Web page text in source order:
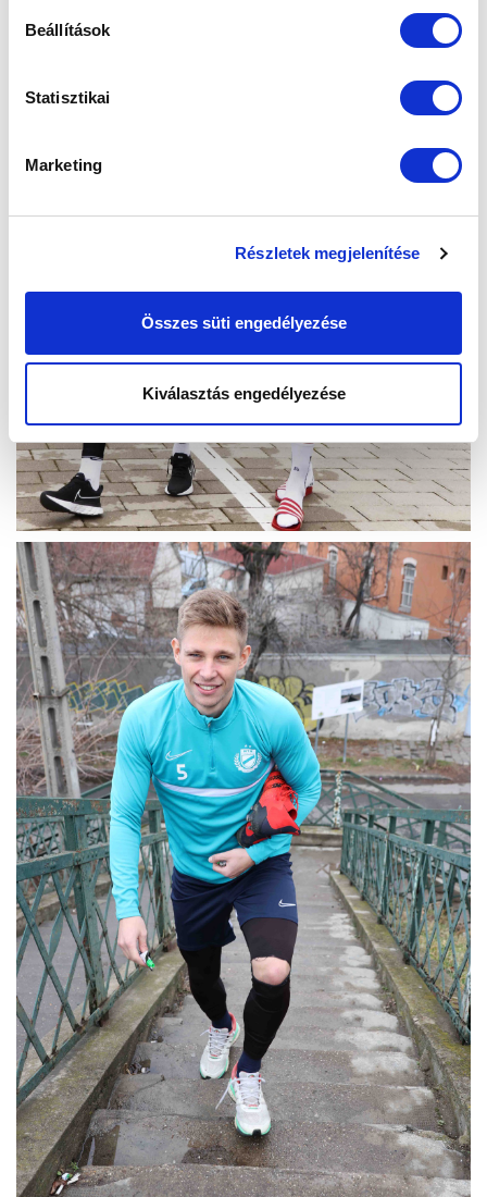
Beállítások
Statisztikai
Marketing
Részletek megjelenítése
Összes süti engedélyezése
Kiválasztás engedélyezése